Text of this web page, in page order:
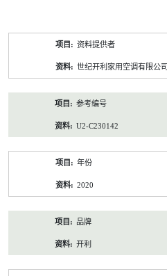
资料提供者
世纪开利家用空调有限公司
参考编号
U2-C230142
年份
2020
品牌
开利